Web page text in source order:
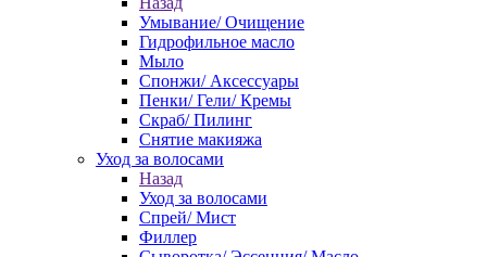
Умывание/ Очищение
Гидрофильное масло
Мыло
Спонжи/ Аксессуары
Пенки/ Гели/ Кремы
Скраб/ Пилинг
Снятие макияжа
Уход за волосами
Назад
Уход за волосами
Спрей/ Мист
Филлер